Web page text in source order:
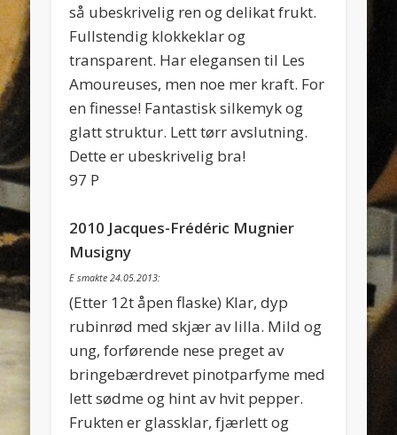
så ubeskrivelig ren og delikat frukt.
Fullstendig klokkeklar og
transparent. Har elegansen til Les
Amoureuses, men noe mer kraft. For
en finesse! Fantastisk silkemyk og
glatt struktur. Lett tørr avslutning.
Dette er ubeskrivelig bra!
97 P
2010 Jacques-Frédéric Mugnier
Musigny
E smakte 24.05.2013:
(Etter 12t åpen flaske) Klar, dyp
rubinrød med skjær av lilla. Mild og
ung, forførende nese preget av
bringebærdrevet pinotparfyme med
lett sødme og hint av hvit pepper.
Frukten er glassklar, fjærlett og